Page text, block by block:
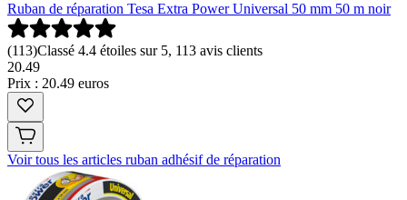
Ruban de réparation Tesa Extra Power Universal 50 mm 50 m noir
(113)Classé 4.4 étoiles sur 5, 113 avis clients
20.49
Prix : 20.49 euros
Voir tous les articles ruban adhésif de réparation